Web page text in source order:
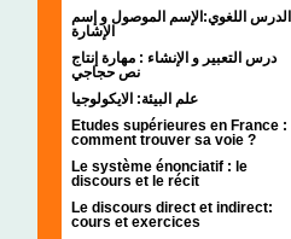
الدرس اللغوي:الإسم الموصول و إسم
الإشارة
درس التعبير و الإنشاء : مهارة إنتاج
نص حجاجي
علم البيئة: الايكولوجيا
Etudes supérieures en France :
comment trouver sa voie ?
Le système énonciatif : le
discours et le récit
Le discours direct et indirect:
cours et exercices